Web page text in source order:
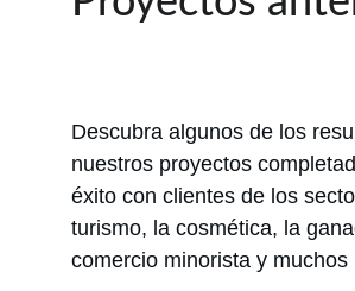
Descubra algunos de los
nuestros proyectos
éxito con clientes de los
turismo, la cosmética, la
comercio minorista y muchos